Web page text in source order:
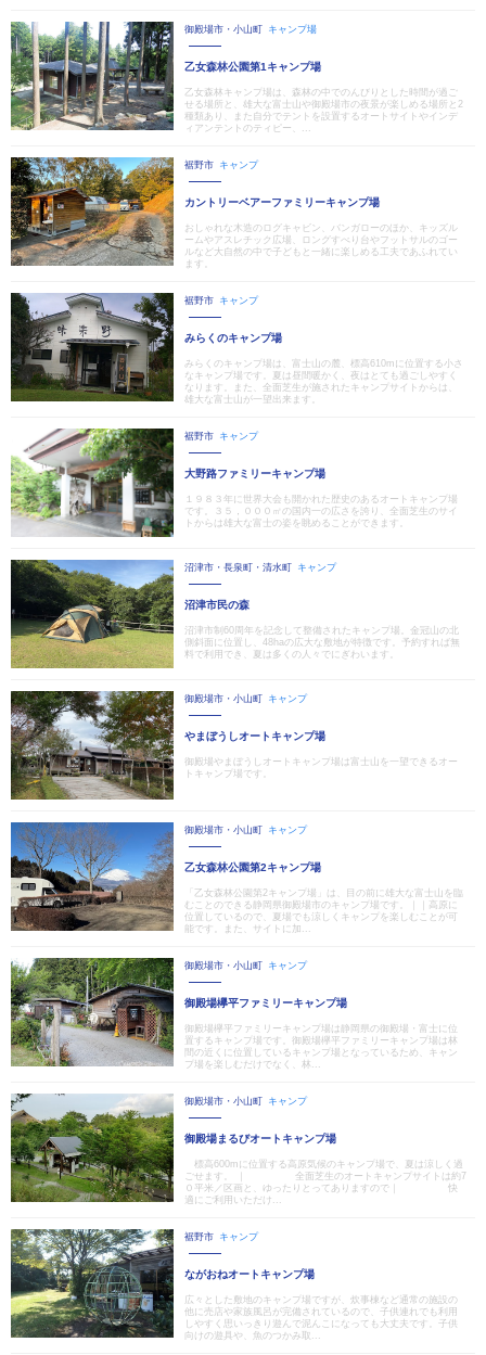
御殿場市・小山町 キャンプ場
乙女森林公園第1キャンプ場
乙女森林キャンプ場は、森林の中でのんびりとした時間が過ご
せる場所と、雄大な富士山や御殿場市の夜景が楽しめる場所と2
種類あり、また自分でテントを設置するオートサイトやインデ
ィアンテントのティピー、...
裾野市 キャンプ
カントリーベアーファミリーキャンプ場
おしゃれな木造のログキャビン、バンガローのほか、キッズル
ームやアスレチック広場、ロングすべり台やフットサルのゴー
ルなど大自然の中で子どもと一緒に楽しめる工夫であふれてい
ます。
裾野市 キャンプ
みらくのキャンプ場
みらくのキャンプ場は、富士山の麓、標高610mに位置する小さ
なキャンプ場です。夏は昼間暖かく、夜はとても過ごしやすく
なります。また、全面芝生が施されたキャンプサイトからは、
雄大な富士山が一望出来ます。
裾野市 キャンプ
大野路ファミリーキャンプ場
１９８３年に世界大会も開かれた歴史のあるオートキャンプ場
です。３５，０００㎡の国内一の広さを誇り、全面芝生のサイ
トからは雄大な富士の姿を眺めることができます。
沼津市・長泉町・清水町 キャンプ
沼津市民の森
沼津市制60周年を記念して整備されたキャンプ場。金冠山の北
側斜面に位置し、48haの広大な敷地が特徴です。予約すれば無
料で利用でき、夏は多くの人々でにぎわいます。
御殿場市・小山町 キャンプ
やまぼうしオートキャンプ場
御殿場やまぼうしオートキャンプ場は富士山を一望できるオー
トキャンプ場です。
御殿場市・小山町 キャンプ
乙女森林公園第2キャンプ場
「乙女森林公園第2キャンプ場」は、目の前に雄大な富士山を臨
むことのできる静岡県御殿場市のキャンプ場です。｜｜高原に
位置しているので、夏場でも涼しくキャンプを楽しむことが可
能です。また、サイトに加...
御殿場市・小山町 キャンプ
御殿場欅平ファミリーキャンプ場
御殿場欅平ファミリーキャンプ場は静岡県の御殿場・富士に位
置するキャンプ場です。御殿場欅平ファミリーキャンプ場は林
間の近くに位置しているキャンプ場となっているため、キャン
プ場を楽しむだけでなく、林...
御殿場市・小山町 キャンプ
御殿場まるびオートキャンプ場
標高600mに位置する高原気候のキャンプ場で、夏は涼しく過
ごせます。 ｜ 全面芝生のオートキャンプサイトは約7
０平米／区画と、ゆったりとってありますので｜ 快
適にご利用いただけ...
裾野市 キャンプ
ながおねオートキャンプ場
広々とした敷地のキャンプ場ですが、炊事棟など通常の施設の
他に売店や家族風呂が完備されているので、子供連れでも利用
しやすく思いっきり遊んで泥んこになっても大丈夫です。子供
向けの遊具や、魚のつかみ取...